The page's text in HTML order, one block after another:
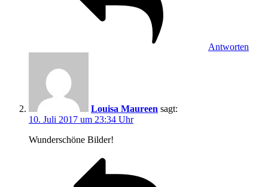
Antworten
Louisa Maureen sagt:
10. Juli 2017 um 23:34 Uhr
Wunderschöne Bilder!